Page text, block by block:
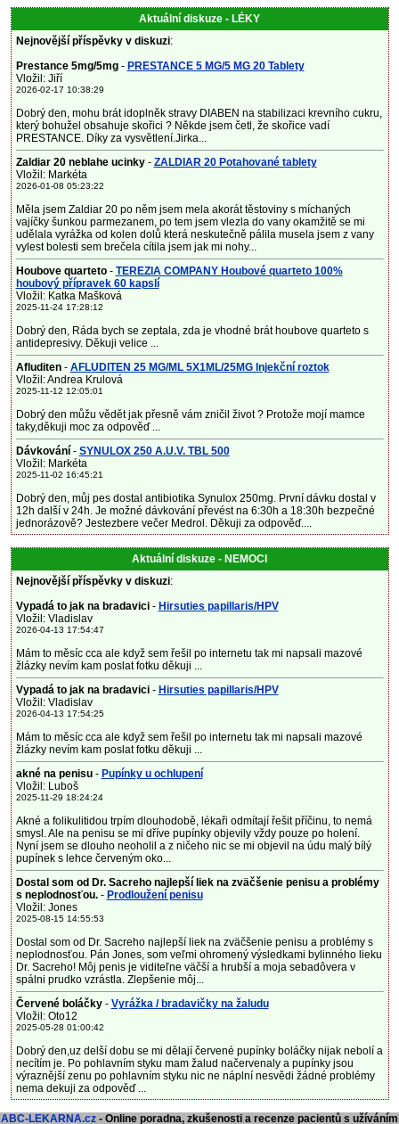
Aktuální diskuze - LÉKY
Nejnovější příspěvky v diskuzi:
Prestance 5mg/5mg- PRESTANCE 5 MG/5 MG 20 Tablety
Vložil: Jiří
2026-02-17 10:38:29
Dobrý den, mohu brát idoplněk stravy DIABEN na stabilizaci krevního cukru,
který bohužel obsahuje skořici ? Někde jsem četl, že skořice vadí
PRESTANCE. Díky za vysvětlení.Jirka...
Zaldiar 20 neblahe ucinky- ZALDIAR 20 Potahované tablety
Vložil: Markéta
2026-01-08 05:23:22
Měla jsem Zaldiar 20 po něm jsem mela akorát těstoviny s míchaných
vajíčky šunkou parmezanem, po tem jsem vlezla do vany okamžitě se mi
udělala vyrážka od kolen dolů která neskutečně pálila musela jsem z vany
vylest bolesti sem brečela cítila jsem jak mi nohy...
Houbove quarteto- TEREZIA COMPANY Houbové quarteto 100%
houbový přípravek 60 kapslí
Vložil: Katka Mašková
2025-11-24 17:28:12
Dobrý den, Ráda bych se zeptala, zda je vhodné brát houbove quarteto s
antidepresivy. Děkuji velice ...
Afluditen- AFLUDITEN 25 MG/ML 5X1ML/25MG Injekční roztok
Vložil: Andrea Krulová
2025-11-12 12:05:01
Dobrý den můžu vědět jak přesně vám zničil život ? Protože mojí mamce
taky,děkuji moc za odpověď ...
Dávkování - SYNULOX 250 A.U.V. TBL 500
Vložil: Markéta
2025-11-02 16:45:21
Dobrý den, můj pes dostal antibiotika Synulox 250mg. První dávku dostal v
12h další v 24h. Je možné dávkování převést na 6:30h a 18:30h bezpečné
jednorázově? Jestezbere večer Medrol. Děkuji za odpověď....
Aktuální diskuze - NEMOCI
Nejnovější příspěvky v diskuzi:
Vypadá to jak na bradavici - Hirsuties papillaris/HPV
Vložil: Vladislav
2026-04-13 17:54:47
Mám to měsíc cca ale když sem řešil po internetu tak mi napsali mazové
žlázky nevím kam poslat fotku děkuji ...
Vypadá to jak na bradavici - Hirsuties papillaris/HPV
Vložil: Vladislav
2026-04-13 17:54:25
Mám to měsíc cca ale když sem řešil po internetu tak mi napsali mazové
žlázky nevím kam poslat fotku děkuji ...
akné na penisu- Pupínky u ochlupení
Vložil: Luboš
2025-11-29 18:24:24
Akné a folikulitidou trpím dlouhodobě, lékaři odmítají řešit příčinu, to nemá
smysl. Ale na penisu se mi dříve pupínky objevily vždy pouze po holení.
Nyní jsem se dlouho neoholil a z ničeho nic se mi objevil na údu malý bílý
pupínek s lehce červeným oko...
Dostal som od Dr. Sacreho najlepší liek na zväčšenie penisu a problémy
s neplodnosťou.- Prodloužení penisu
Vložil: Jones
2025-08-15 14:55:53
Dostal som od Dr. Sacreho najlepší liek na zväčšenie penisu a problémy s
neplodnosťou. Pán Jones, som veľmi ohromený výsledkami bylinného lieku
Dr. Sacreho! Môj penis je viditeľne väčší a hrubší a moja sebadôvera v
spálni prudko vzrástla. Zlepšenie môj...
Červené boláčky - Vyrážka / bradavičky na žaludu
Vložil: Oto12
2025-05-28 01:00:42
Dobrý den,uz delší dobu se mi dělají červené pupínky boláčky nijak nebolí a
necítím je. Po pohlavním styku mam žalud načervenaly a pupínky jsou
výraznější zenu po pohlavním styku nic ne náplní nesvědi žádné problémy
nema dekuji za odpověď ...
ABC-LEKARNA.cz - Online poradna, zkušenosti a recenze pacientů s užíváním